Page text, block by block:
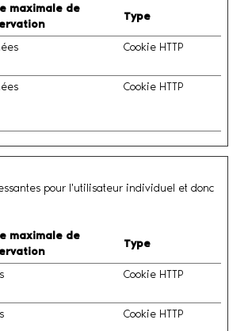
maximale de
Type
Cookie HTTP
Cookie HTTP
pour l'utilisateur individuel et donc
maximale de
Type
Cookie HTTP
Cookie HTTP